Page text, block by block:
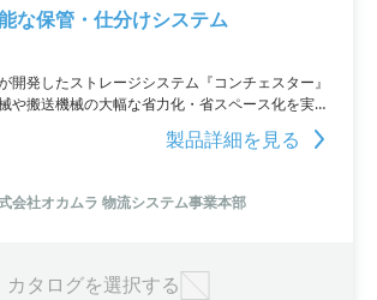
な保管・仕分けシステム
開発したストレージシステム『コンチェスター』
や搬送機械の大幅な省力化・省スペース化を実
保管から検索、整列、仕分けまでを1台で行うこ
レベルの入出庫能力を持つため、コンテナやダン
高能力なシステムです。
製品詳細を見る
会社オカムラ 物流システム事業本部
カタログを選択する